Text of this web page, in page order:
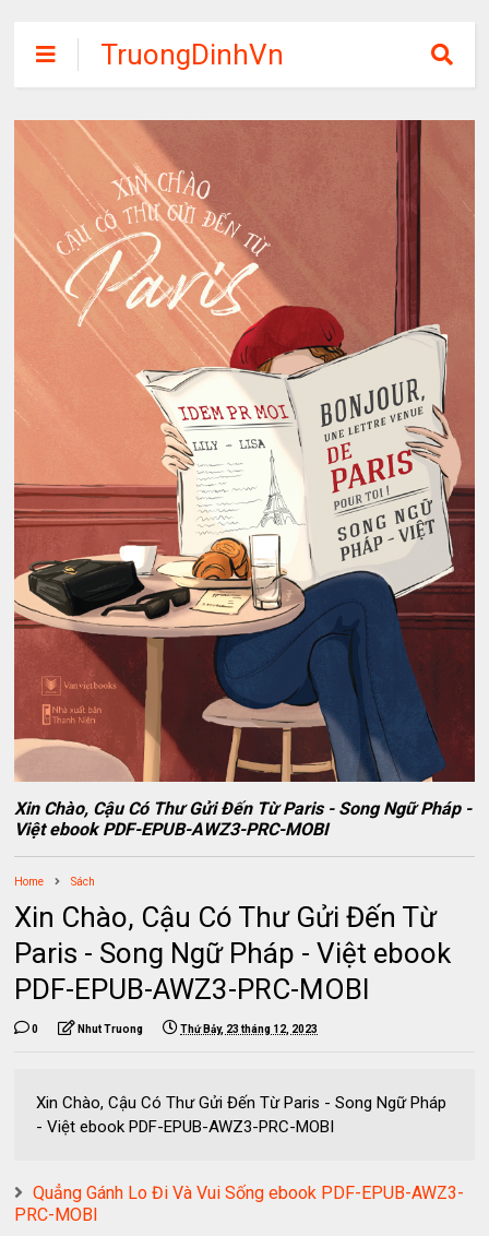
TruongDinhVn
Chia sẽ ebook,
các khóa học,
phần mềm học
tập miễn phí
Xin Chào, Cậu Có Thư Gửi Đến Từ Paris - Song Ngữ Pháp -
Việt ebook PDF-EPUB-AWZ3-PRC-MOBI
Home Sách
Xin Chào, Cậu Có Thư Gửi Đến Từ
Paris - Song Ngữ Pháp - Việt ebook
PDF-EPUB-AWZ3-PRC-MOBI
0 Nhut Truong Thứ Bảy, 23 tháng 12, 2023
Xin Chào, Cậu Có Thư Gửi Đến Từ Paris - Song Ngữ Pháp
- Việt ebook PDF-EPUB-AWZ3-PRC-MOBI
Quẳng Gánh Lo Đi Và Vui Sống ebook PDF-EPUB-AWZ3-
PRC-MOBI